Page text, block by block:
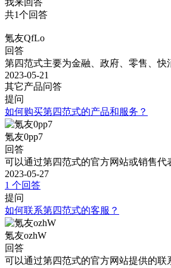
共1个回答
氪友QfLo
回答
第四范式主要为金融、政府、零售、快
2023-05-21
其它产品问答
提问
如何购买第四范式的产品和服务？
氪友0pp7
回答
可以通过第四范式的官方网站或销售代
2023-05-27
1 个回答
提问
如何联系第四范式的客服？
氪友ozhW
回答
可以通过第四范式的官方网站提供的联